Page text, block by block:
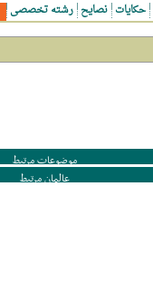
رشته تخصصی نصایح حکایات
موضوعات مرتبط
عالمان مرتبط